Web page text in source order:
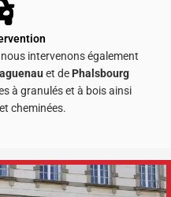
intervenons également
et de Phalsbourg
à granulés et à bois ainsi
cheminées.